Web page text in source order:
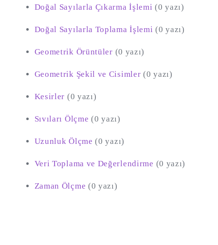
Doğal Sayılarla Çıkarma İşlemi (0 yazı)
Doğal Sayılarla Toplama İşlemi (0 yazı)
Geometrik Örüntüler (0 yazı)
Geometrik Şekil ve Cisimler (0 yazı)
Kesirler (0 yazı)
Sıvıları Ölçme (0 yazı)
Uzunluk Ölçme (0 yazı)
Veri Toplama ve Değerlendirme (0 yazı)
Zaman Ölçme (0 yazı)